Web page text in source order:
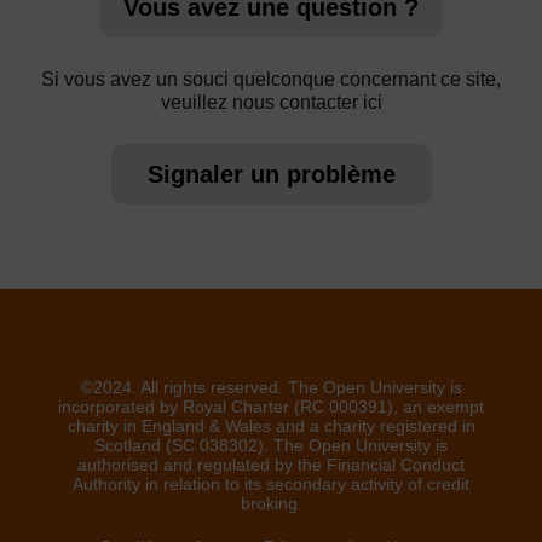
Vous avez une question ?
Si vous avez un souci quelconque concernant ce site,
veuillez nous contacter ici
Signaler un problème
©2024. All rights reserved. The Open University is
incorporated by Royal Charter (RC 000391), an exempt
charity in England & Wales and a charity registered in
Scotland (SC 038302). The Open University is
authorised and regulated by the Financial Conduct
Authority in relation to its secondary activity of credit
broking.